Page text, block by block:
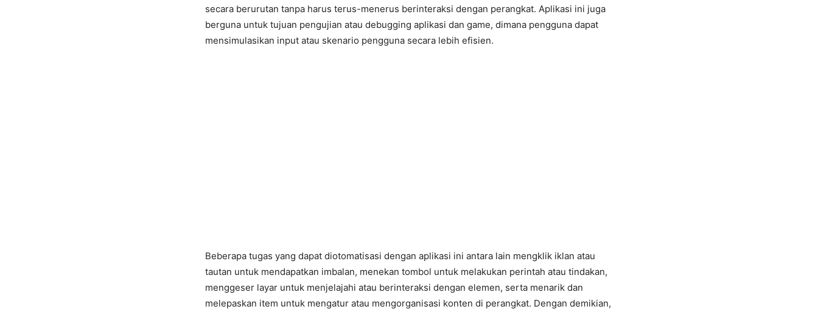
secara berurutan tanpa harus terus-menerus berinteraksi dengan perangkat. Aplikasi ini juga
berguna untuk tujuan pengujian atau debugging aplikasi dan game, dimana pengguna dapat
mensimulasikan input atau skenario pengguna secara lebih efisien.
Beberapa tugas yang dapat diotomatisasi dengan aplikasi ini antara lain mengklik iklan atau
tautan untuk mendapatkan imbalan, menekan tombol untuk melakukan perintah atau tindakan,
menggeser layar untuk menjelajahi atau berinteraksi dengan elemen, serta menarik dan
melepaskan item untuk mengatur atau mengorganisasi konten di perangkat. Dengan demikian,